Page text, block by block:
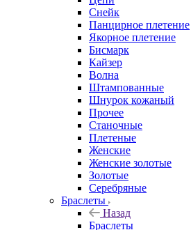
Снейк
Панцирное плетение
Якорное плетение
Бисмарк
Кайзер
Волна
Штампованные
Шнурок кожаный
Прочее
Станочные
Плетеные
Женские
Женские золотые
Золотые
Серебряные
Браслеты
Назад
Браслеты